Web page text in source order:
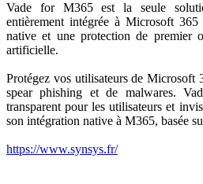
Vade for M365 est la seule
entièrement intégrée à Microsoft
native et une protection de premier
artificielle.
Protégez vos utilisateurs de Microsoft
spear phishing et de malwares.
transparent pour les utilisateurs et
son intégration native à M365, basée
https://www.synsys.fr/